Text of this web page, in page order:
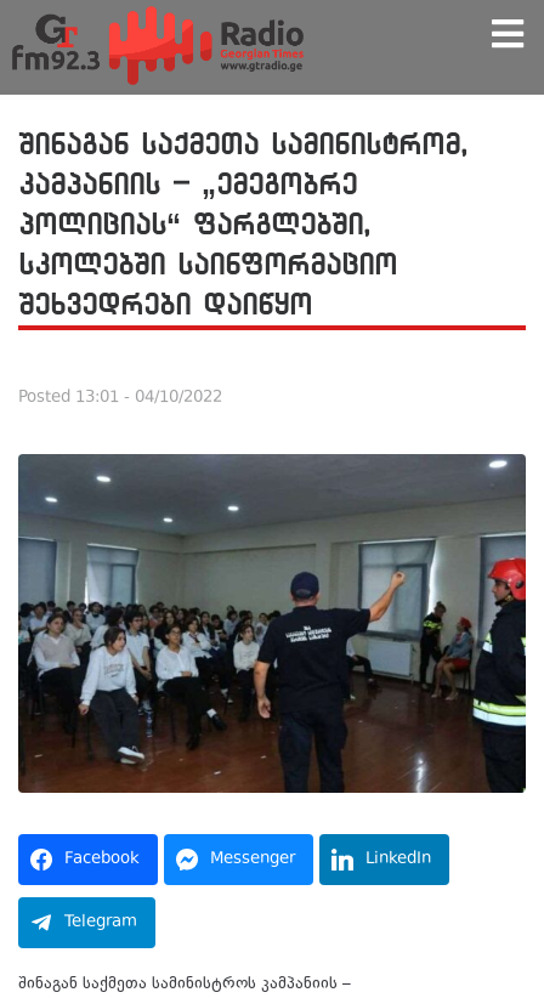
შინაგან საქმეთა სამინისტრომ,
კამპანიის – „ემეგობრე
პოლიციას“ ფარგლებში,
სკოლებში საინფორმაციო
შეხვედრები დაიწყო
Posted 13:01 - 04/10/2022
Facebook Messenger LinkedIn
Telegram
შინაგან საქმეთა სამინისტროს კამპანიის –